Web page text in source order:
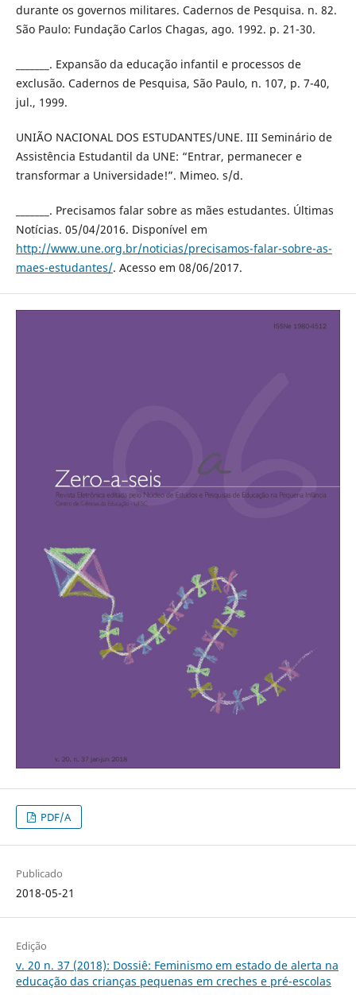
durante os governos militares. Cadernos de Pesquisa. n. 82.
São Paulo: Fundação Carlos Chagas, ago. 1992. p. 21-30.
_______. Expansão da educação infantil e processos de
exclusão. Cadernos de Pesquisa, São Paulo, n. 107, p. 7-40,
jul., 1999.
UNIÃO NACIONAL DOS ESTUDANTES/UNE. III Seminário de
Assistência Estudantil da UNE: “Entrar, permanecer e
transformar a Universidade!”. Mimeo. s/d.
_______. Precisamos falar sobre as mães estudantes. Últimas
Notícias. 05/04/2016. Disponível em
http://www.une.org.br/noticias/precisamos-falar-sobre-as-
maes-estudantes/. Acesso em 08/06/2017.
PDF/A
Publicado
2018-05-21
Edição
v. 20 n. 37 (2018): Dossiê: Feminismo em estado de alerta na
educação das crianças pequenas em creches e pré-escolas